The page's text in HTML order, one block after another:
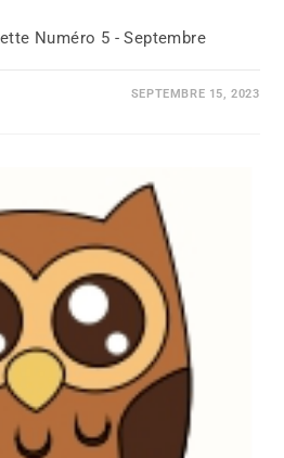
Numéro 5 - Septembre
SEPTEMBRE 15, 2023